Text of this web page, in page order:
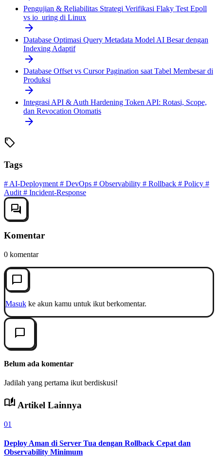
Pengujian & Reliabilitas Strategi Verifikasi Flaky Test Epoll
vs io_uring di Linux
arrow_forward
Database Optimasi Query Metadata Model AI Besar dengan
Indexing Adaptif
arrow_forward
Database Offset vs Cursor Pagination saat Tabel Membesar di
Produksi
arrow_forward
Integrasi API & Auth Hardening Token API: Rotasi, Scope,
dan Revocation Otomatis
arrow_forward
sell
Tags
# AI-Deployment # DevOps # Observability # Rollback # Policy #
Audit # Incident-Response
forum
Komentar
0 komentar
chat_bubble_outline
Masukke akun kamu untuk ikut berkomentar.
chat_bubble_outline
Belum ada komentar
Jadilah yang pertama ikut berdiskusi!
auto_stories Artikel Lainnya
01
Deploy Aman di Server Tua dengan Rollback Cepat dan
Observability Minimum